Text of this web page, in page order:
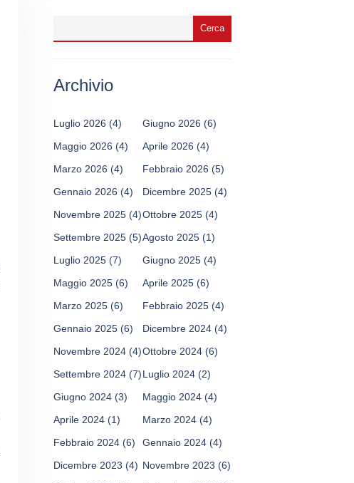
Archivio
Luglio 2026 (4) Giugno 2026 (6)
Maggio 2026 (4) Aprile 2026 (4)
Marzo 2026 (4) Febbraio 2026 (5)
Gennaio 2026 (4) Dicembre 2025 (4)
Novembre 2025 (4)Ottobre 2025 (4)
Settembre 2025 (5)Agosto 2025 (1)
Luglio 2025 (7) Giugno 2025 (4)
Maggio 2025 (6) Aprile 2025 (6)
Marzo 2025 (6) Febbraio 2025 (4)
Gennaio 2025 (6) Dicembre 2024 (4)
Novembre 2024 (4)Ottobre 2024 (6)
Settembre 2024 (7)Luglio 2024 (2)
Giugno 2024 (3) Maggio 2024 (4)
Aprile 2024 (1) Marzo 2024 (4)
Febbraio 2024 (6) Gennaio 2024 (4)
Dicembre 2023 (4) Novembre 2023 (6)